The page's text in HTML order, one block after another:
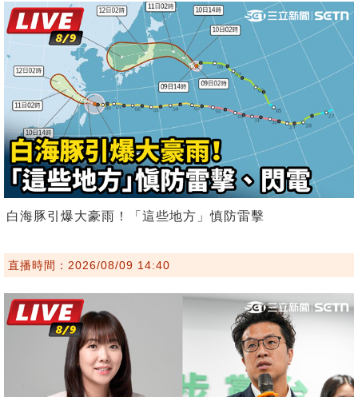
白海豚引爆大豪雨！「這些地方」慎防雷擊
直播時間：2026/08/09 14:40